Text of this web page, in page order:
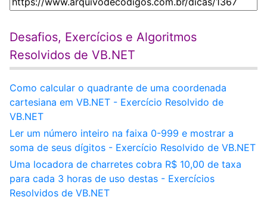
Desafios, Exercícios e Algoritmos
Resolvidos de VB.NET
Como calcular o quadrante de uma coordenada
cartesiana em VB.NET - Exercício Resolvido de
VB.NET
Ler um número inteiro na faixa 0-999 e mostrar a
soma de seus dígitos - Exercício Resolvido de VB.NET
Uma locadora de charretes cobra R$ 10,00 de taxa
para cada 3 horas de uso destas - Exercícios
Resolvidos de VB.NET